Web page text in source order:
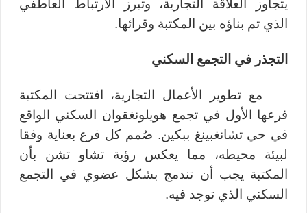
يتجاوز العلاقة التجارية، وتبرز الارتباط العاطفي
الذي تم بناؤه بين المكتبة وقرائها.
التجذر في التجمع السكني
مع تطوير الأعمال التجارية، افتتحت المكتبة
فرعها الأول في تجمع هويلونغقوان السكني الواقع
في حي تشانغبينغ ببكين. صُمم كل فرع بعناية وفقا
لبيئة محيطه، مما يعكس رؤية تشاو تشن بأن
المكتبة يجب أن تندمج بشكل عضوي في التجمع
السكني الذي توجد فيه.